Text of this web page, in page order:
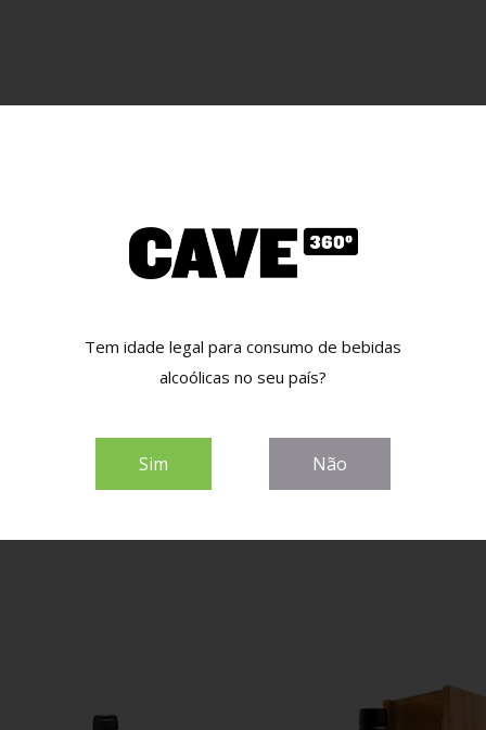
CRUZ WHITE
8,90€
PORTO CRUZ
Tem idade legal para consumo de bebidas
alcoólicas no seu país?
Sim Não